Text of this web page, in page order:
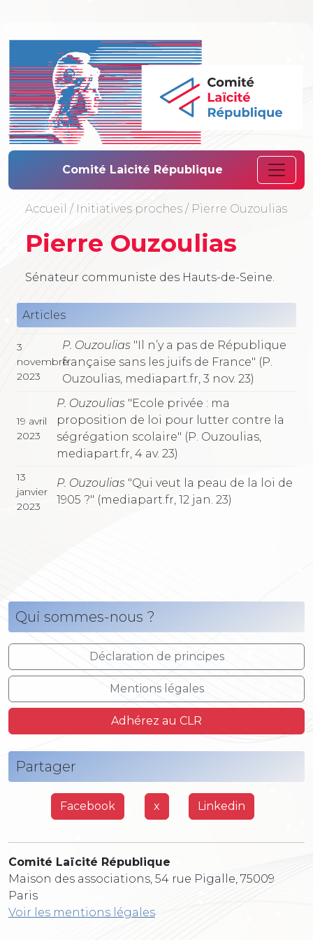
Comité Laïcité
Comité Laicité République
Accueil / Initiatives proches / Pierre Ouzoulias
Pierre Ouzoulias
Sénateur communiste des Hauts-de-Seine.
Articles
3
novembre
2023
P. Ouzoulias "Il n’y a pas de République
française sans les juifs de France" (P.
Ouzoulias, mediapart.fr, 3 nov. 23)
19 avril
2023
P. Ouzoulias "Ecole privée : ma
proposition de loi pour lutter contre la
ségrégation scolaire" (P. Ouzoulias,
mediapart.fr, 4 av. 23)
13
janvier
2023
P. Ouzoulias "Qui veut la peau de la loi de
1905 ?" (mediapart.fr, 12 jan. 23)
Qui sommes-nous ?
Déclaration de principes
Mentions légales
Adhérez au CLR
Partager
Facebook x Linkedin
Comité Laïcité République
Maison des associations, 54 rue Pigalle, 75009
Paris
Voir les mentions légales